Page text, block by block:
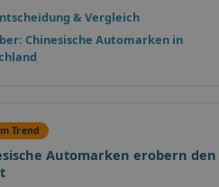
& Vergleich
Chinesische Automarken in
Trend
Automarken erobern den